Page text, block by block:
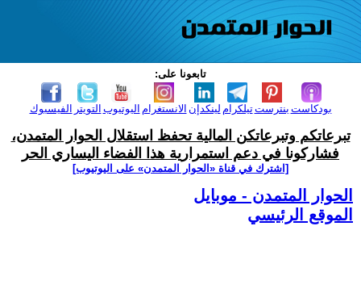
تابعونا على:
الفيسبوك التويتر اليوتيوب الانستغرام لينكدإن تيلكرامبنترست بودكاست
تبرعاتكم وتبرعاتكن المالية تحفظ استقلال الحوار المتمدن،
فشاركونا في دعم استمرارية هذا الفضاء اليساري الحر
[اشترك في قناة ‫«الحوار المتمدن» على اليوتيوب]
الحوار المتمدن - موبايل
الموقع الرئيسي